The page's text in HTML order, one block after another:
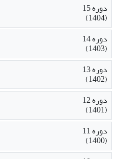
دوره 15
(1404)
دوره 14
(1403)
دوره 13
(1402)
دوره 12
(1401)
دوره 11
(1400)